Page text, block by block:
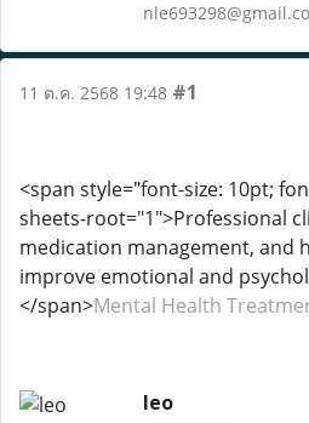
11 ต.ค. 2568 19:48 #1
<span style="font-size: 10pt;
sheets-root="1">Professional
medication management, and
improve emotional and
</span>Mental Health
leo